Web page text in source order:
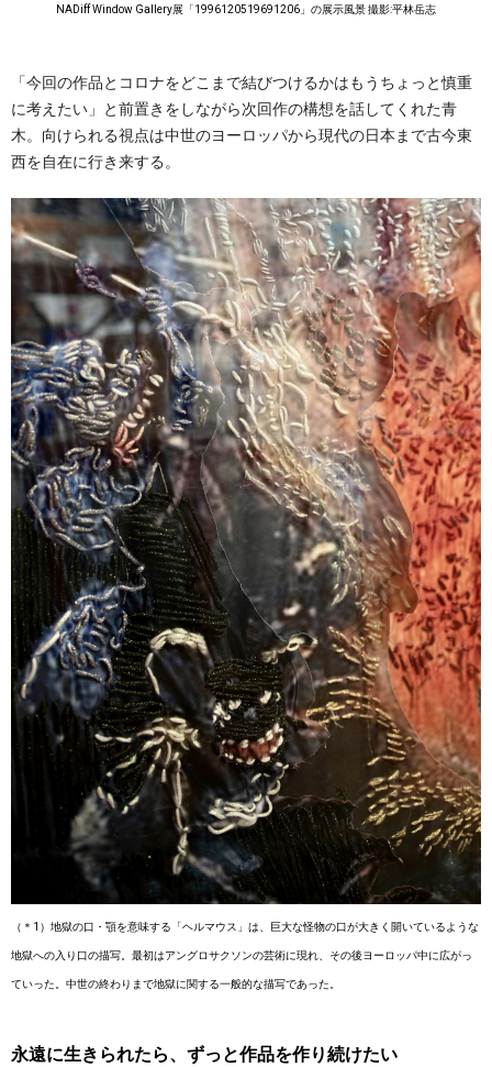
NADiff Window Gallery展「1996120519691206」の展示風景 撮影:平林岳志
「今回の作品とコロナをどこまで結びつけるかはもうちょっと慎重
に考えたい」と前置きをしながら次回作の構想を話してくれた青
木。向けられる視点は中世のヨーロッパから現代の日本まで古今東
西を自在に行き来する。
（＊1）地獄の口・顎を意味する「ヘルマウス」は、巨大な怪物の口が大きく開いているような
地獄への入り口の描写。最初はアングロサクソンの芸術に現れ、その後ヨーロッパ中に広がっ
ていった。中世の終わりまで地獄に関する一般的な描写であった。
永遠に生きられたら、ずっと作品を作り続けたい